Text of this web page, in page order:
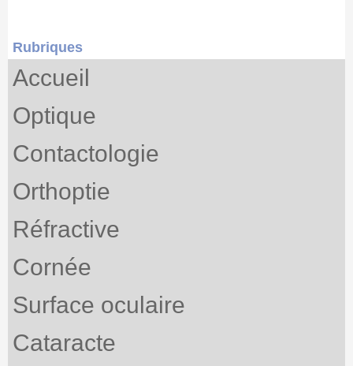
Rubriques
Accueil
Optique
Contactologie
Orthoptie
Réfractive
Cornée
Surface oculaire
Cataracte